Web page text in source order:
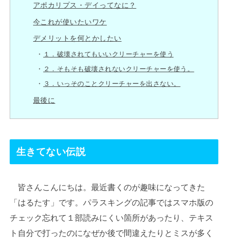
アポカリプス・デイってなに？
今これが使いたいワケ
デメリットを何とかしたい
１．破壊されてもいいクリーチャーを使う
２．そもそも破壊されないクリーチャーを使う。
３．いっそのことクリーチャーを出さない。
最後に
生きてない伝説
皆さんこんにちは。最近書くのが趣味になってきた
「はるたす」です。パラスキングの記事ではスマホ版の
チェック忘れて１部読みにくい箇所があったり、テキス
ト自分で打ったのになぜか後で間違えたりとミスが多く